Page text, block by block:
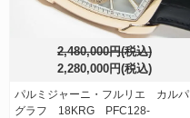
2,480,000円(税込)
2,280,000円(税込)
パルミジャーニ・フルリエ カルパ
グラフ 18KRG PFC128-